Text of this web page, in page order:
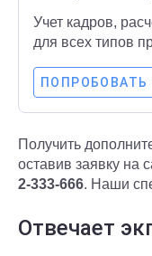
Учет кадров,
для всех типов
ПОПРОБОВАТЬ
Получить
оставив заявку на
2-333-666. Наши
Отвечает